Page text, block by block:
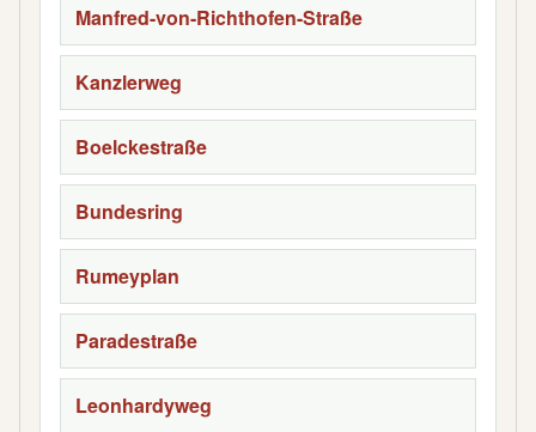
Manfred-von-Richthofen-Straße
Kanzlerweg
Boelckestraße
Bundesring
Rumeyplan
Paradestraße
Leonhardyweg